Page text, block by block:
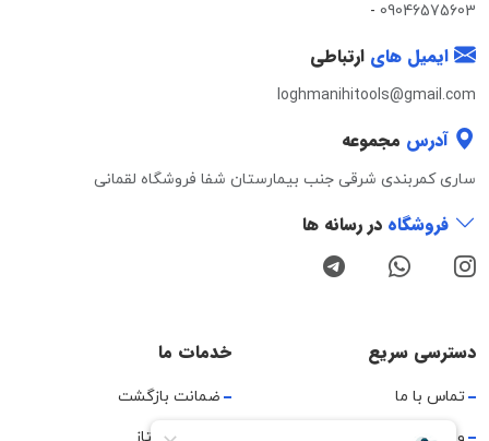
09046575603
-
ایمیل های ارتباطی
loghmanihitools@gmail.com
آدرس مجموعه
ساری کمربندی شرقی جنب بیمارستان شفا فروشگاه لقمانی
فروشگاه در رسانه ها
دسترسی سریع
تماس با ما
خدمات ما
ضمانت بازگشت